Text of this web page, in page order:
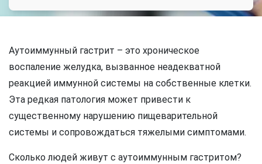
Аутоиммунный гастрит – это хроническое
воспаление желудка, вызванное неадекватной
реакцией иммунной системы на собственные клетки.
Эта редкая патология может привести к
существенному нарушению пищеварительной
системы и сопровождаться тяжелыми симптомами.
Сколько людей живут с аутоиммунным гастритом?